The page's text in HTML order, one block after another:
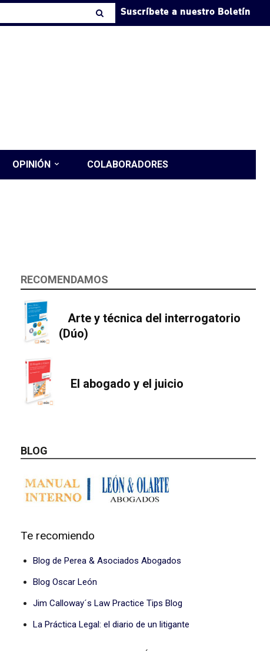
Suscríbete a nuestro Boletín
OPINIÓN COLABORADORES
RECOMENDAMOS
Arte y técnica del interrogatorio
(Dúo)
El abogado y el juicio
BLOG
Te recomiendo
Blog de Perea & Asociados Abogados
Blog Oscar León
Jim Calloway´s Law Practice Tips Blog
La Práctica Legal: el diario de un litigante